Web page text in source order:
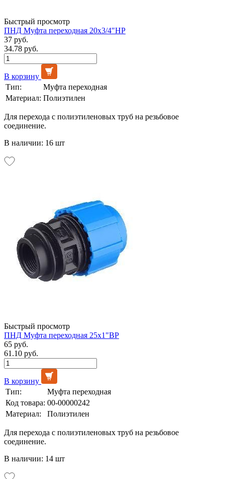
Быстрый просмотр
ПНД Муфта переходная 20х3/4"НР
37 руб.
34.78 руб.
В корзину
Тип:
Муфта переходная
Материал: Полиэтилен
Для перехода с полиэтиленовых труб на резьбовое
соединение.
В наличии: 16 шт
Быстрый просмотр
ПНД Муфта переходная 25х1"ВР
65 руб.
61.10 руб.
В корзину
Тип:
Муфта переходная
Код товара: 00-00000242
Материал:
Полиэтилен
Для перехода с полиэтиленовых труб на резьбовое
соединение.
В наличии: 14 шт